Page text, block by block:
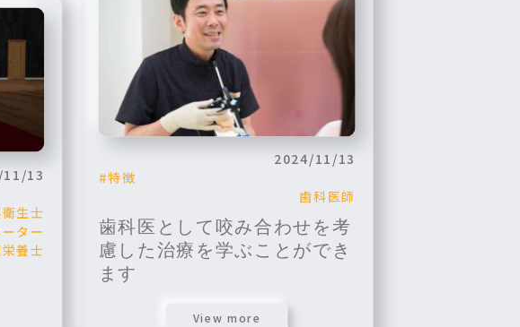
2024/11/13
特徴
歯科医師
歯科医として咬み合わせを考
慮した治療を学ぶことができ
ます
View more
13
生士
ター
養士